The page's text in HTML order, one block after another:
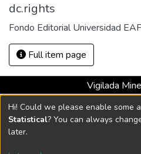
dc.rights
Fondo Editorial Universidad
Full item page
Vigilada
Universidad con
Resolución MEN
Hi! Could we please enable some
Statistical? You can always
later.